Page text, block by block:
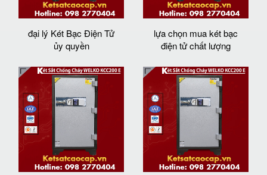
đại lý Két Bạc Điện Tử
ủy quyền
lựa chọn mua két bạc
điện tử chất lượng